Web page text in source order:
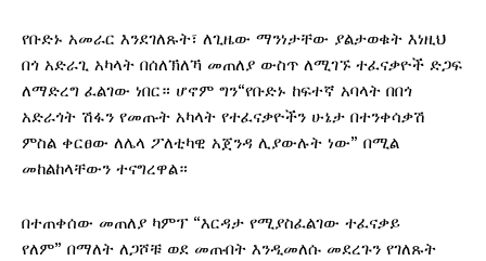
የቡድኑ አመራር እንደገለጹት፣ ለጊዜው ማንነታቸው ያልታወቁት እነዚህ
በጎ አድራጊ አካላት በሰለኽለኻ መጠለያ ውስጥ ለሚገኙ ተፈናቃዮች ድጋፍ
ለማድረግ ፈልገው ነበር። ሆኖም ግን“የቡድኑ ከፍተኛ አባላት በበጎ
አድራጎት ሽፋን የመጡት አካላት የተፈናቃዮችን ሁኔታ በተንቀሳቃሽ
ምስል ቀርፀው ለሌላ ፖለቲካዊ አጀንዳ ሊያውሉት ነው” በሚል
መከልከላቸውን ተናግረዋል።
በተጠቀሰው መጠለያ ካምፕ “እርዳታ የሚያስፈልገው ተፈናቃይ
የለም” በማለት ለጋሾቹ ወደ መጡበት እንዲመለሱ መደረጉን የገለጹት